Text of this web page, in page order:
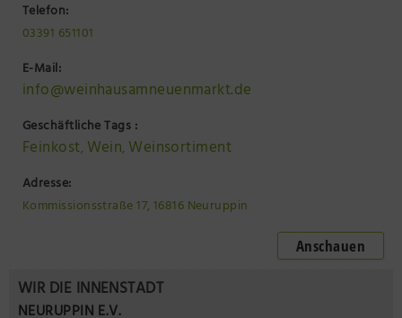
Telefon:
03391 651101
E-Mail:
info@weinhausamneuenmarkt.de
Geschäftliche Tags :
Feinkost, Wein, Weinsortiment
Adresse:
Kommissionsstraße 17, 16816 Neuruppin
Anschauen
WIR DIE INNENSTADT